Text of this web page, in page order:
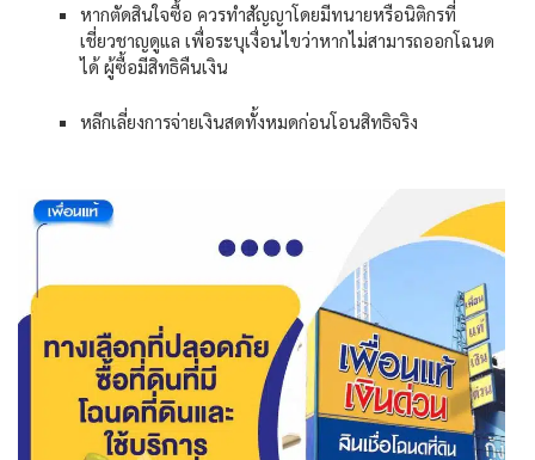
หากตัดสินใจซื้อ ควรทำสัญญาโดยมีทนายหรือนิติกรที่
เชี่ยวชาญดูแล เพื่อระบุเงื่อนไขว่าหากไม่สามารถออกโฉนด
ได้ ผู้ซื้อมีสิทธิคืนเงิน
หลีกเลี่ยงการจ่ายเงินสดทั้งหมดก่อนโอนสิทธิจริง